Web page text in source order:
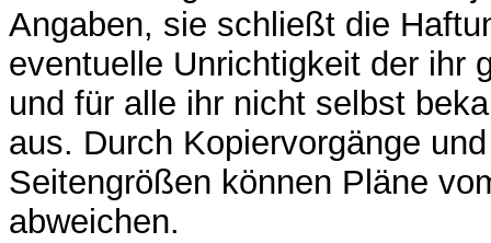
Angaben, sie schließt die
eventuelle Unrichtigkeit der ihr
und für alle ihr nicht selbst
aus. Durch Kopiervorgänge
Seitengrößen können Pläne
abweichen.